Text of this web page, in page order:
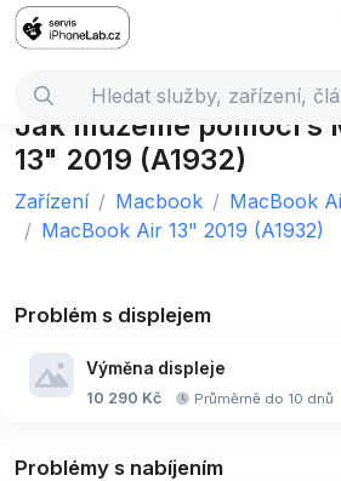
Jak můžeme pomoci s
13" 2019 (A1932)
Zařízení Macbook
MacBook
MacBook Air 13" 2019 (A1932)
Problém s displejem
Výměna displeje
10 290 Kč Průměrně do 10 dnů
Problémy s nabíjením